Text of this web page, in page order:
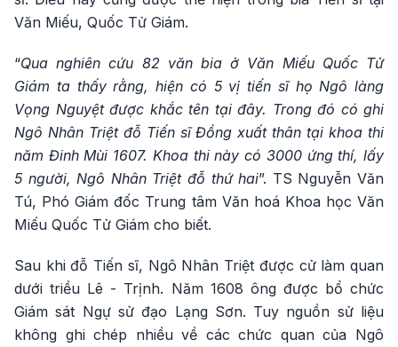
Văn Miếu, Quốc Tử Giám.
“Qua nghiên cứu 82 văn bia ở Văn Miếu Quốc Tử
Giám ta thấy rằng, hiện có 5 vị tiến sĩ họ Ngô làng
Vọng Nguyệt được khắc tên tại đây. Trong đó có ghi
Ngô Nhân Triệt đỗ Tiến sĩ Đồng xuất thân tại khoa thi
năm Đinh Mùi 1607. Khoa thi này có 3000 ứng thí, lấy
5 người, Ngô Nhân Triệt đỗ thứ hai”. TS Nguyễn Văn
Tú, Phó Giám đốc Trung tâm Văn hoá Khoa học Văn
Miếu Quốc Tử Giám cho biết.
Sau khi đỗ Tiến sĩ, Ngô Nhân Triệt được cử làm quan
dưới triều Lê - Trịnh. Năm 1608 ông được bổ chức
Giám sát Ngự sử đạo Lạng Sơn. Tuy nguồn sử liệu
không ghi chép nhiều về các chức quan của Ngô